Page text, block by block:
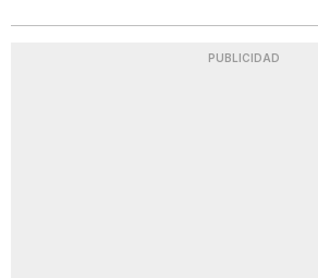
PUBLICIDAD